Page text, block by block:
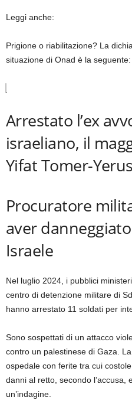
Leggi anche:
Prigione o riabilitazione? La
situazione di Onad è la seguente:
Arrestato l’ex
israeliano, il
Yifat Tomer-
Procuratore
aver
Israele
Nel luglio 2024, i pubblici
centro di detenzione militare di
hanno arrestato 11 soldati per
Sono sospettati di un attacco
contro un palestinese di Gaza.
ospedale con ferite tra cui
danni al retto, secondo l’accusa,
un’indagine.